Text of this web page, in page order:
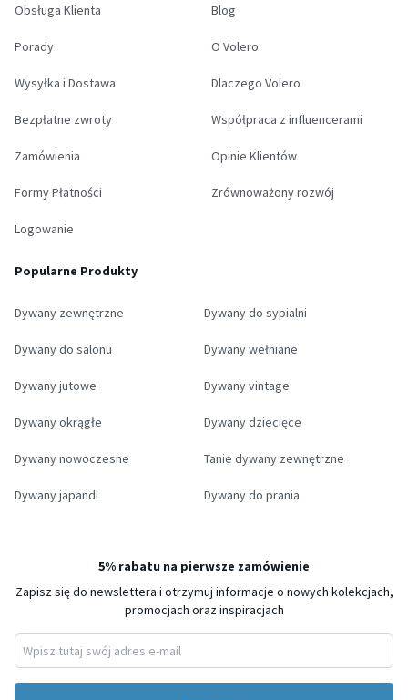
Obsługa Klienta
Porady
Wysyłka i Dostawa
Bezpłatne zwroty
Zamówienia
Formy Płatności
Logowanie
Blog
O Volero
Dlaczego Volero
Współpraca z influencerami
Opinie Klientów
Zrównoważony rozwój
Popularne Produkty
Dywany zewnętrzne Dywany do sypialni
Dywany do salonu Dywany wełniane
Dywany jutowe Dywany vintage
Dywany okrągłe Dywany dziecięce
Dywany nowoczesne Tanie dywany zewnętrzne
Dywany japandi Dywany do prania
5% rabatu na pierwsze zamówienie
Zapisz się do newslettera i otrzymuj informacje o nowych kolekcjach,
promocjach oraz inspiracjach